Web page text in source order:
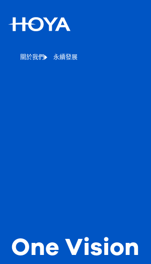
關於我們 永續發展
One Vision